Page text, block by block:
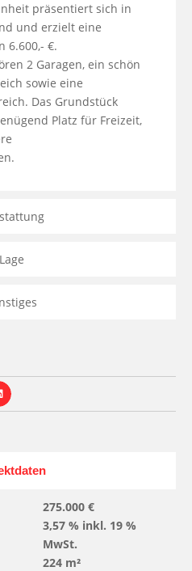
präsentiert sich in
und erzielt eine
6.600,- €.
2 Garagen, ein schön
sowie eine
Das Grundstück
Platz für Freizeit,
Lage
275.000 €
3,57 % inkl. 19 %
MwSt.
224 m²